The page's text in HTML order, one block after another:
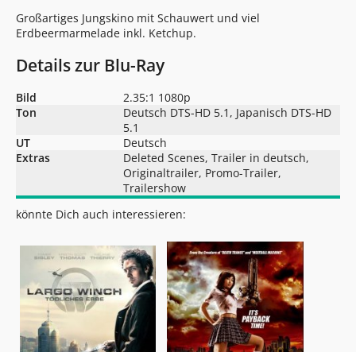
Großartiges Jungskino mit Schauwert und viel
Erdbeermarmelade inkl. Ketchup.
Details zur Blu-Ray
Bild
2.35:1 1080p
Ton
Deutsch DTS-HD 5.1, Japanisch DTS-HD
5.1
UT
Deutsch
Extras
Deleted Scenes, Trailer in deutsch,
Originaltrailer, Promo-Trailer,
Trailershow
könnte Dich auch interessieren: